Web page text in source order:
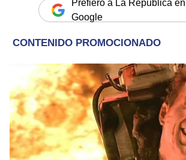
Prefiero a La República en
Google